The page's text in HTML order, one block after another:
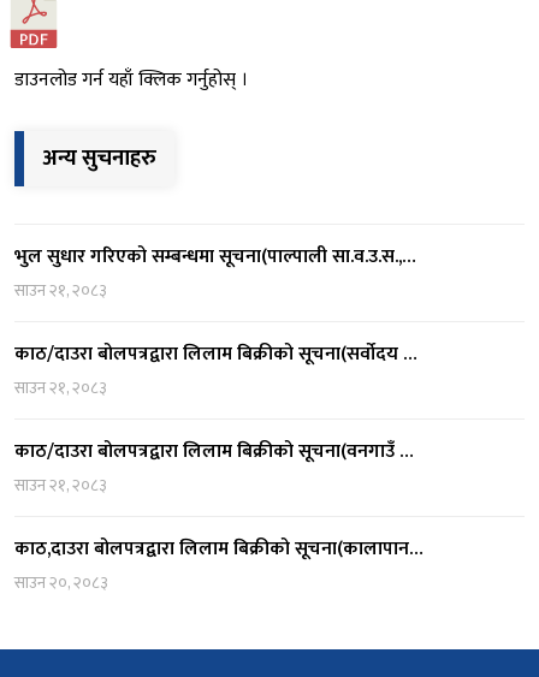
डाउनलोड गर्न यहाँ क्लिक गर्नुहोस् ।
अन्य सुचनाहरु
भुल सुधार गरिएको सम्बन्धमा सूचना(पाल्पाली सा.व.उ.स.,…
साउन २१, २०८३
काठ/दाउरा बोलपत्रद्वारा लिलाम बिक्रीको सूचना(सर्वोदय …
साउन २१, २०८३
काठ/दाउरा बोलपत्रद्वारा लिलाम बिक्रीको सूचना(वनगाउँ …
साउन २१, २०८३
काठ,दाउरा बोलपत्रद्वारा लिलाम बिक्रीको सूचना(कालापान…
साउन २०, २०८३